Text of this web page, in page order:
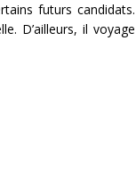
futurs candidats.
D’ailleurs, il voyage